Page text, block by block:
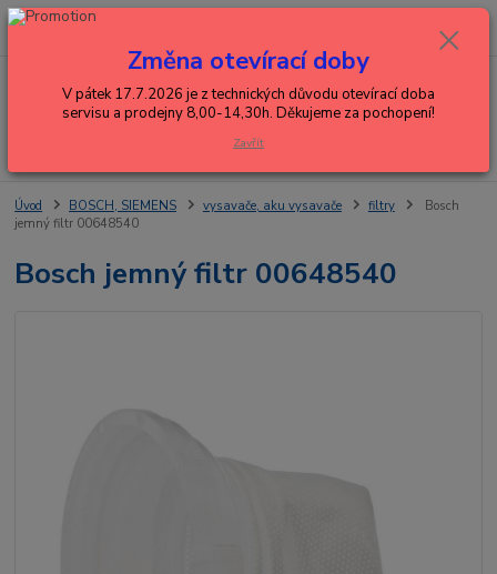
Menu
+420 602 288 130
0,00 Kč
Úvod BOSCH, SIEMENS vysavače, aku vysavače filtry
Bosch
jemný filtr 00648540
Bosch jemný filtr 00648540
Změna otevírací doby
V pátek 17.7.2026 je z technických důvodu otevírací doba
servisu a prodejny 8,00-14,30h. Děkujeme za pochopení!
Zavřít